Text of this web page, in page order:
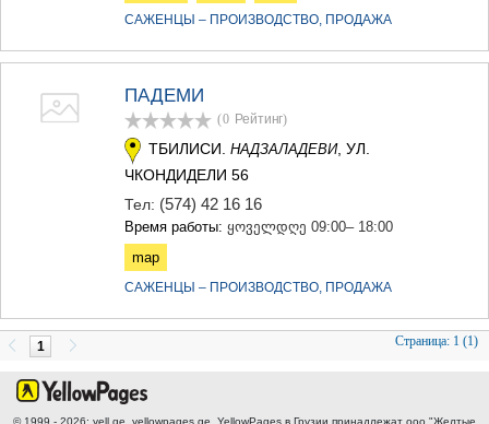
САЖЕНЦЫ – ПРОИЗВОДСТВО, ПРОДАЖА
ПАДЕМИ
(0 Рейтинг)
ТБИЛИСИ. НАДЗАЛАДЕВИ, УЛ.
ЧКОНДИДЕЛИ 56
Тел: (574) 42 16 16
Время работы: ყოველდღე 09:00– 18:00
map
САЖЕНЦЫ – ПРОИЗВОДСТВО, ПРОДАЖА
1 Страница: 1 (1)